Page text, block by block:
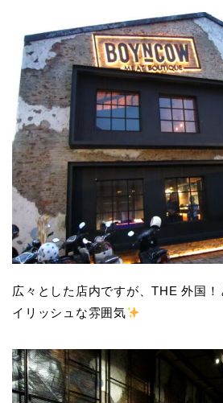
広々とした店内ですが、THE 外国
イリッシュな雰囲気